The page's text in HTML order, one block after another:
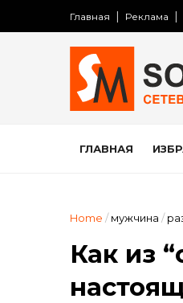
Главная Реклама
ГЛАВНАЯ
Home / мужчина /
Как из